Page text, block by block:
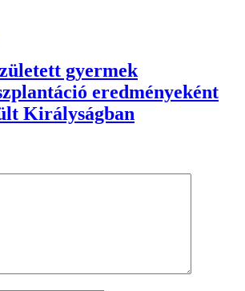
gyermek
eredményeként
Királyságban